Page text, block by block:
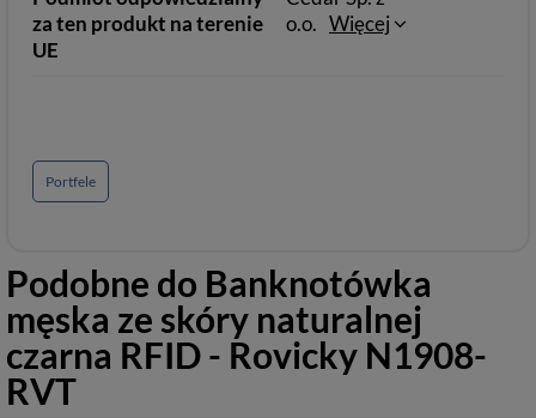
za ten produkt na terenie
UE
o.o. Więcej
Portfele
Podobne do Banknotówka
męska ze skóry naturalnej
czarna RFID - Rovicky N1908-
RVT